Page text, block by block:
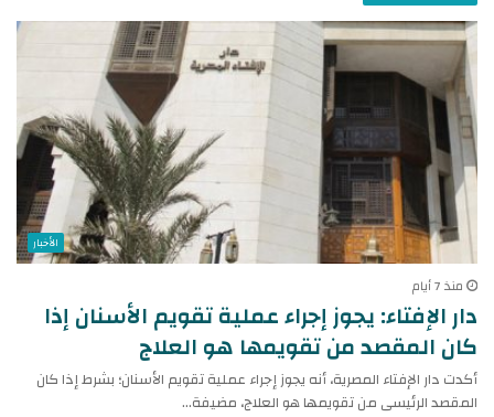
الأخبار
منذ 7 أيام
دار الإفتاء: يجوز إجراء عملية تقويم الأسنان إذا
كان المقصد من تقويمها هو العلاج
أكدت دار الإفتاء المصرية، أنه يجوز إجراء عملية تقويم الأسنان؛ بشرط إذا كان
المقصد الرئيسى من تقويمها هو العلاج، مضيفة…